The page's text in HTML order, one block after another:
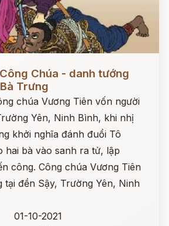
Chúa - danh tướng
Trưng
chúa Vương Tiên vốn người
Yên, Ninh Bình, khi nhị
khởi nghĩa đánh đuổi Tô
hai bà vào sanh ra tử, lập
công. Công chúa Vương Tiên
tại đền Sậy, Trường Yên, Ninh
01-10-2021